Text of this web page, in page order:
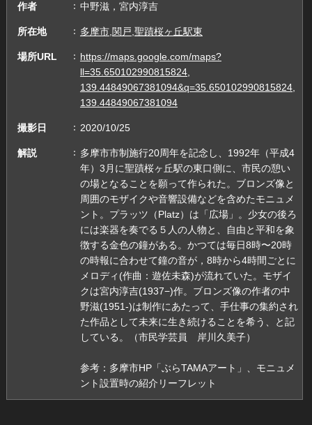
作者 中野滋，宮内淳吉
所在地 多摩市,関戸,聖蹟桜ヶ丘駅東
場所URL
https://maps.google.com/maps?
ll=35.650102990815824,
139.44849067381094&q=35.650102990815824,
139.44849067381094
撮影日 2020/10/25
解説
多摩市市制施行20周年を記念し、1992年（平成4
年）3月に聖蹟桜ヶ丘駅の東口側に、市民の憩い
の場となることを願って作られた。ブロンズ像と
周囲のモザイクや音響設備などを含めたモニュメ
ント。プラッツ（Platz）は「広場」。少女の後ろ
には楽器を奏でる５人の人物と、自由と平和を象
徴する金色の鐘がある。かつては毎日8時〜20時
の時報に合わせて鐘の音が，8時から4時間ごとに
メロディ(作曲：遊佐未森)が流れていた。モザイ
クは宮内淳吉(1937−)作。ブロンズ像の作者の中
野滋(1951-)は制作にあたって、手仕事の集約され
た作品として未来に生き続けることを希う、と記
している。（市民学芸員 岸川久美子）
参考：多摩市HP「ぶらTAMAアート」、モニュメ
ント設置時の紹介リーフレット